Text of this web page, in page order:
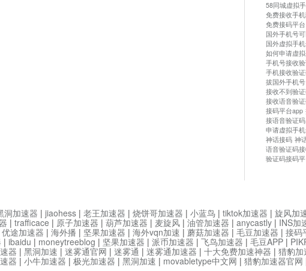
58同城虚拟
免费接收手
免费接码平台
国外手机号
国外虚拟手
如何申请虚
手机号接收
手机接收验
拔国外手机号
接收不到验
接收语音验
接码平台app
接语音验证码
申请虚拟手
神话接码 神
语音验证码
验证码接码
洞加速器 | jiaohess | 老王加速器 | 烧饼哥加速器 | 小蓝鸟 | tiktok加速器 | 旋风加
| trafficace | 原子加速器 | 葫芦加速器 | 麦旋风 | 油管加速器 | anycastly | INS加
优途加速器 | 海外播 | 坚果加速器 | 海外vqn加速 | 蘑菇加速器 | 毛豆加速器 | 接码
| ibaidu | moneytreeblog | 坚果加速器 | 派币加速器 | 飞鸟加速器 | 毛豆APP |
器 | 黑洞加速 | 迷雾通官网 | 迷雾通 | 迷雾通加速器 | 十大免费加速神器 | 猎豹加
器 | 小牛加速器 | 极光加速器 | 黑洞加速 | movabletype中文网 | 猎豹加速器官网